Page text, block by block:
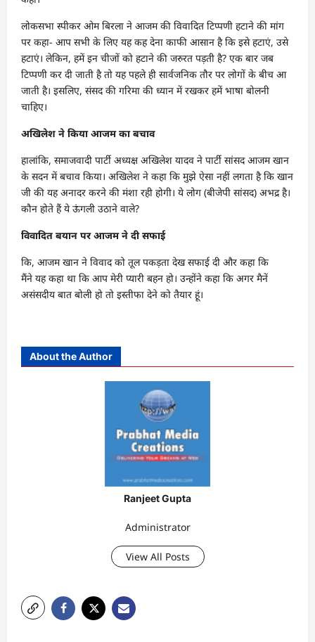
लोकसभा स्पीकर ओम बिरला ने आजम की विवादित टिप्पणी हटाने की मांग
पर कहा- आप सभी के लिए यह कह देना काफी आसान है कि इसे हटाएं, उसे
हटाएं। लेकिन, हमें इन चीजों को हटाने की जरुरत पड़ती है? एक बार जब
टिप्पणी कर दी जाती है तो यह पहले ही सार्वजनिक तौर पर लोगों के बीच आ
जाती है। इसलिए, संसद की गरिमा की ध्यान में रखकर हमें भाषा बोलनी
चाहिए।
अखिलेश ने किया आजम का बचाव
हालांकि, समाजवादी पार्टी अध्यक्ष अखिलेश यादव ने पार्टी सांसद आजम खान
के सदन में बचाव किया। अखिलेश ने कहा कि मुझे ऐसा नहीं लगता है कि खान
जी की यह अनादर करने की मंशा रही होगी। ये लोग (बीजेपी सांसद) अभद्र है।
कौन होते हैं ये ऊंगली उठाने वाले?
विवादित बयान पर आजम ने दी सफाई
कि, आजम खान ने विवाद को तूल पकड़ता देख सफाई दी और कहा कि
मैंने यह कहा था कि आप मेरी प्यारी बहन हो। उन्होंने कहा कि अगर मैनें
असंसदीय बात बोली हो तो इस्तीफा देने को तैयार हूं।
About the Author
Ranjeet Gupta
Administrator
View All Posts